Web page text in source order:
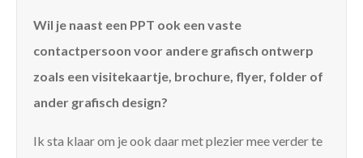
Wil je naast een PPT ook een vaste
contactpersoon voor andere grafisch ontwerp
zoals een visitekaartje, brochure, flyer, folder of
ander grafisch design?
Ik sta klaar om je ook daar met plezier mee verder te